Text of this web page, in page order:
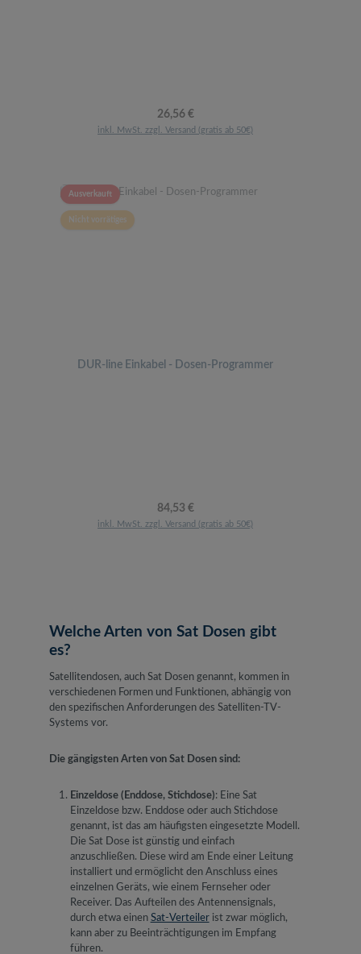
Regulärer Preis:
26,56 €
inkl. MwSt. zzgl. Versand (gratis ab 50€)
Ausverkauft
Nicht vorrätiges
DUR-line Einkabel - Dosen-Programmer
Regulärer Preis:
84,53 €
inkl. MwSt. zzgl. Versand (gratis ab 50€)
Welche Arten von Sat Dosen gibt
es?
Satellitendosen, auch Sat Dosen genannt, kommen in
verschiedenen Formen und Funktionen, abhängig von
den spezifischen Anforderungen des Satelliten-TV-
Systems vor.
Die gängigsten Arten von Sat Dosen sind:
Einzeldose (Enddose, Stichdose): Eine Sat
Einzeldose bzw. Enddose oder auch Stichdose
genannt, ist das am häufigsten eingesetzte Modell.
Die Sat Dose ist günstig und einfach
anzuschließen. Diese wird am Ende einer Leitung
installiert und ermöglicht den Anschluss eines
einzelnen Geräts, wie einem Fernseher oder
Receiver. Das Aufteilen des Antennensignals,
durch etwa einen Sat-Verteilerist zwar möglich,
kann aber zu Beeinträchtigungen im Empfang
führen.